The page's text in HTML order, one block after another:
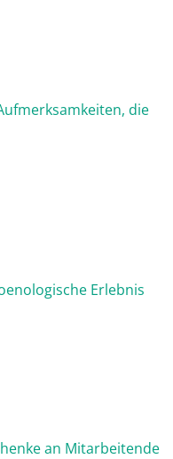
die
Erlebnis
an Mitarbeitende